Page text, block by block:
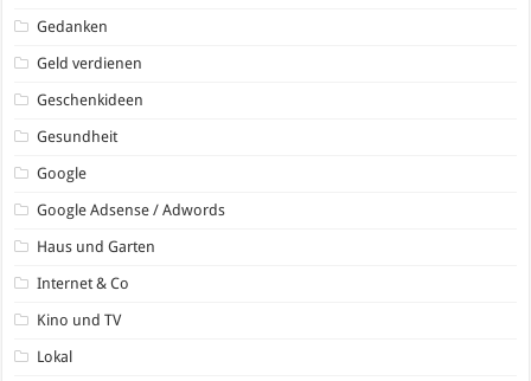
Gedanken
Geld verdienen
Geschenkideen
Gesundheit
Google
Google Adsense / Adwords
Haus und Garten
Internet & Co
Kino und TV
Lokal